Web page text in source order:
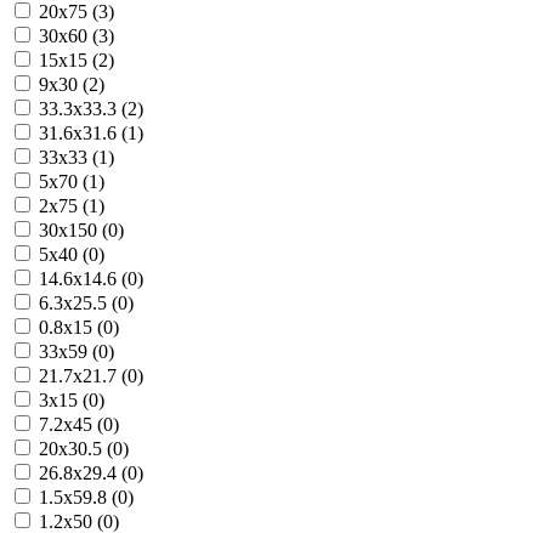
20x75 (3)
30x60 (3)
15x15 (2)
9x30 (2)
33.3x33.3 (2)
31.6x31.6 (1)
33x33 (1)
5x70 (1)
2x75 (1)
30x150 (0)
5x40 (0)
14.6x14.6 (0)
6.3x25.5 (0)
0.8x15 (0)
33x59 (0)
21.7x21.7 (0)
3x15 (0)
7.2x45 (0)
20x30.5 (0)
26.8x29.4 (0)
1.5x59.8 (0)
1.2x50 (0)